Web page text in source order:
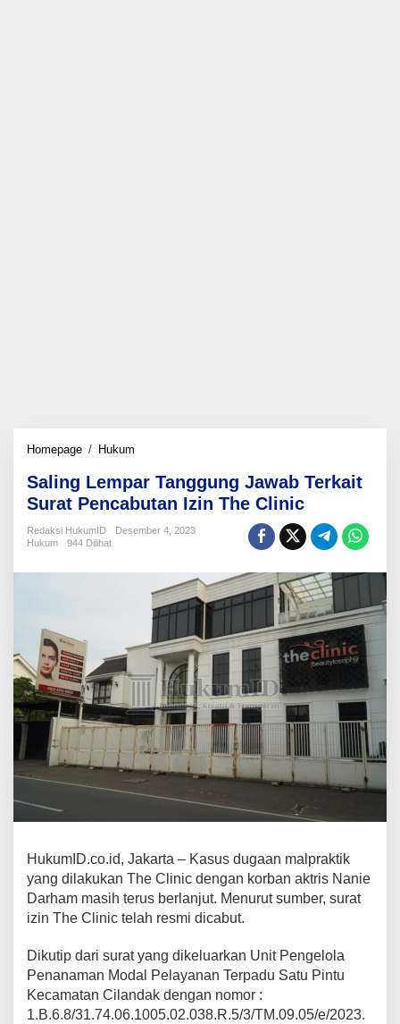
Homepage / Hukum
Tanggung
Jawab
Terkait
Surat
Clinic
Saling Lempar Tanggung Jawab Terkait
Surat Pencabutan Izin The Clinic
Redaksi HukumID
Desember 4, 2023
Hukum
944 Dilihat
HukumID.co.id, Jakarta – Kasus dugaan malpraktik
yang dilakukan The Clinic dengan korban aktris Nanie
Darham masih terus berlanjut. Menurut sumber, surat
izin The Clinic telah resmi dicabut.
Dikutip dari surat yang dikeluarkan Unit Pengelola
Penanaman Modal Pelayanan Terpadu Satu Pintu
Kecamatan Cilandak dengan nomor :
1.B.6.8/31.74.06.1005.02.038.R.5/3/TM.09.05/e/2023.